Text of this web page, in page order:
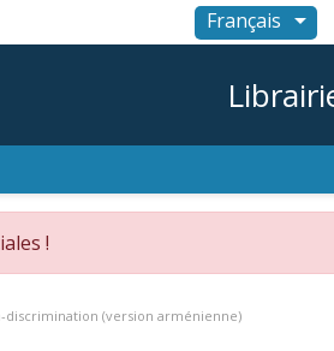
Français 
!
(version arménienne)